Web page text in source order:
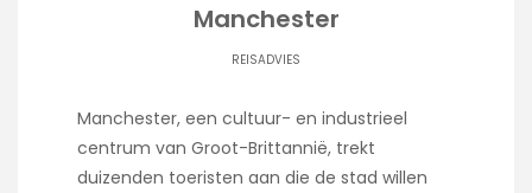
Manchester
REISADVIES
Manchester, een cultuur- en industrieel
centrum van Groot-Brittannië, trekt
duizenden toeristen aan die de stad willen